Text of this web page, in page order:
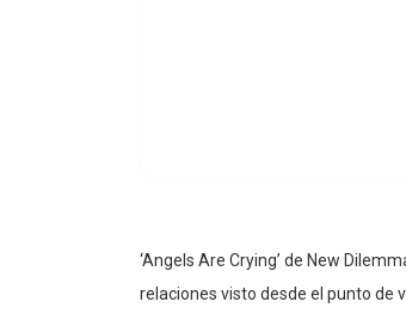
‘Angels Are Crying’ de New
relaciones visto desde el punto de